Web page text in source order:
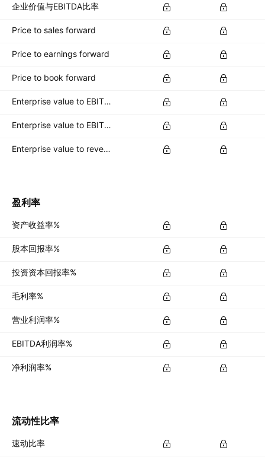
企业价值与EBITDA比率
Price to sales forward
Price to earnings forward
Price to book forward
Enterprise value to EBITDA forward
Enterprise value to EBIT forward
Enterprise value to revenue forward
盈利率
资产收益率%
股本回报率%
投资资本回报率%
毛利率%
营业利润率%
EBITDA利润率%
净利润率%
流动性比率
速动比率